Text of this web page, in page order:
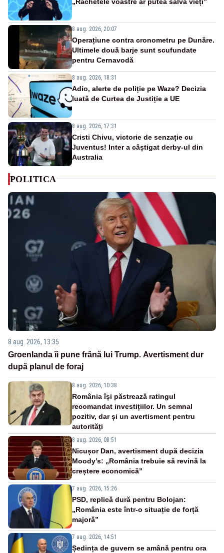
8 aug. 2026, 20:07
Operațiune contra cronometru pe Dunăre.
Ultimele două barje sunt scufundate
pentru Cernavodă
8 aug. 2026, 18:31
Adio, alerte de poliție pe Waze? Decizia
luată de Curtea de Justiție a UE
8 aug. 2026, 17:31
Cristi Chivu, victorie de senzație cu
Juventus! Inter a câștigat derby-ul din
Australia
POLITICA
8 aug. 2026, 13:35
Groenlanda îi pune frână lui Trump. Avertisment dur
după planul de foraj
8 aug. 2026, 10:38
România își păstrează ratingul
recomandat investițiilor. Un semnal
pozitiv, dar și un avertisment pentru
autorități
8 aug. 2026, 08:51
Nicușor Dan, avertisment după decizia
Moody’s: „România trebuie să revină la
creștere economică”
7 aug. 2026, 15:26
PSD, replică dură pentru Bolojan:
„România este într-o situație de forță
majoră”
7 aug. 2026, 14:51
Ședința de guvern se amână pentru ora